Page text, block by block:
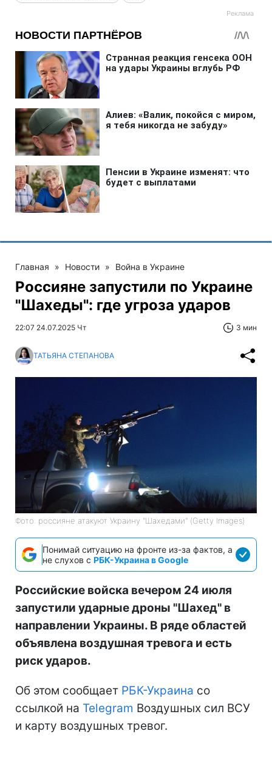
Главная » Новости » Война в Украине
Россияне запустили по Украине
"Шахеды": где угроза ударов
22:07 24.07.2025 Чт 3 мин
ТАТЬЯНА СТЕПАНОВА
Фото: россияне атакуют Украину "Шахедами" (Getty Images)
Понимай ситуацию на фронте из-за фактов, а
не слухов с РБК-Украина в Google
Российские войска вечером 24 июля
запустили ударные дроны "Шахед" в
направлении Украины. В ряде областей
объявлена воздушная тревога и есть
риск ударов.
Об этом сообщает РБК-Украина со
ссылкой на Telegram Воздушных сил ВСУ
и карту воздушных тревог.